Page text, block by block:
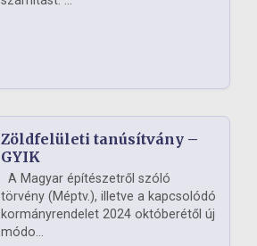
Zöldfelületi tanúsítvány –
GYIK
A Magyar építészetről szóló
törvény (Méptv.), illetve a kapcsolódó
kormányrendelet 2024 októberétől új
módo...